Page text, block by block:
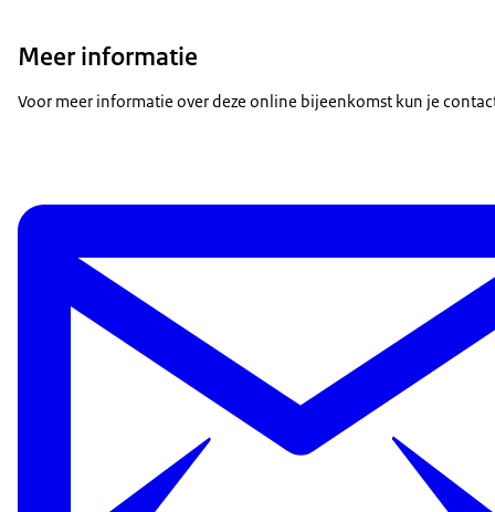
Meer informatie
Voor meer informatie over deze online bijeenkomst kun je